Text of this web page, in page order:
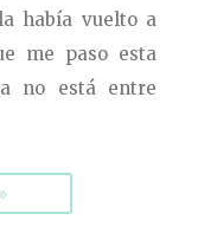
había vuelto a
me paso esta
no está entre